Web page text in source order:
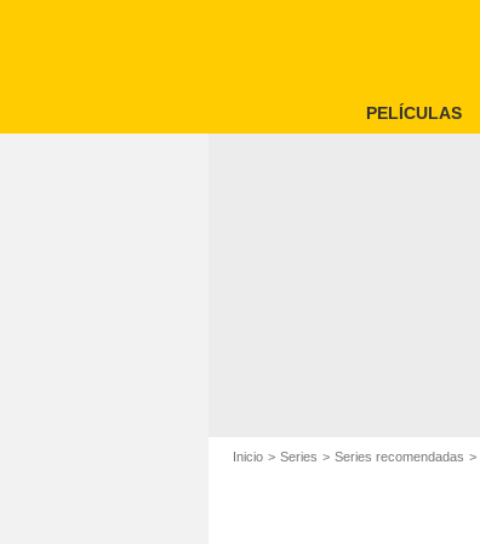
PELÍCULAS
Inicio Series Series recomendadas